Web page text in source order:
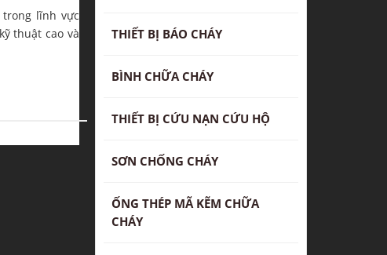
trong lĩnh vực
thuật cao và
THIẾT BỊ BÁO CHÁY
BÌNH CHỮA CHÁY
THIẾT BỊ CỨU NẠN CỨU HỘ
SƠN CHỐNG CHÁY
ỐNG THÉP MÃ KẼM CHỮA
CHÁY